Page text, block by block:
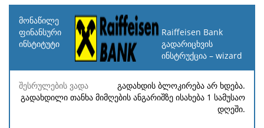
Raiffeisen Bank
გადარიცხვის
ინსტრუქცია – wizard
გადახდის ბლოკირება არ ხდება.
გადახდილი თანხა მიმღების ანგარიშზე ისახება 1 სამუსაო
დღეში.